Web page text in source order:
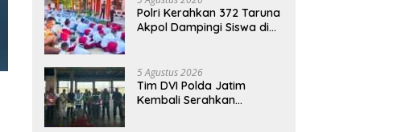
Polri Kerahkan 372 Taruna
Akpol Dampingi Siswa di
TNI
5 Agustus 2026
Tim DVI Polda Jatim
Kembali Serahkan